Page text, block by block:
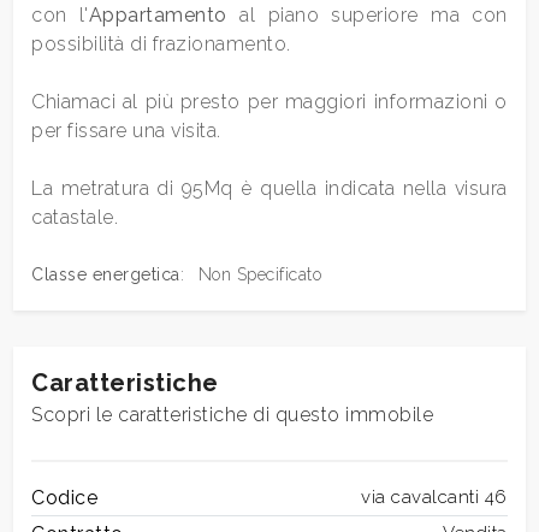
con l'Appartamento
al piano superiore ma con
possibilità di frazionamento.
Chiamaci al più presto per maggiori informazioni o
per fissare una visita.
La metratura di 95Mq è quella indicata nella visura
catastale.
Classe energetica: Non Specificato
Caratteristiche
Scopri le caratteristiche di questo immobile
Codice via cavalcanti 46
Bagni
minimi
Qualsiasi
4